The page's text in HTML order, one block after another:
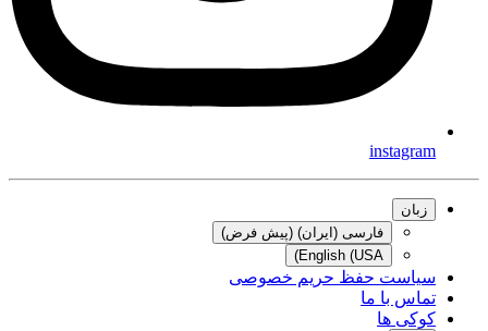
instagram
زبان
فارسی (ایران) (پیش فرض)
English (USA)
سیاست حفظ حریم خصوصی
تماس با ما
کوکی ها